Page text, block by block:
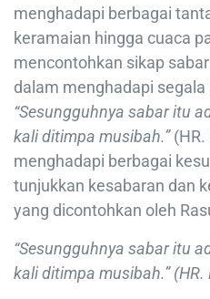
menghadapi berbagai
keramaian hingga cuaca
mencontohkan sikap
dalam menghadapi
“Sesungguhnya sabar itu
kali ditimpa musibah.”(HR.
menghadapi berbagai
tunjukkan kesabaran dan
yang dicontohkan oleh
“Sesungguhnya sabar itu
kali ditimpa musibah.” (HR.